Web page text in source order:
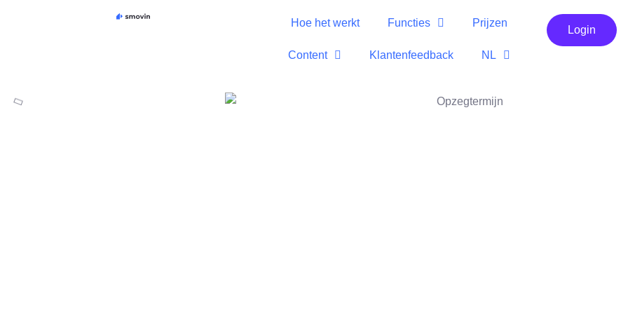
Hoe het werkt Functies Prijzen
Content Klantenfeedback NL
Login